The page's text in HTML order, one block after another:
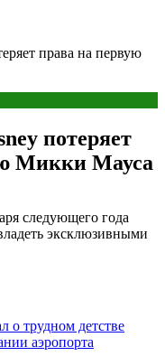
права на первую
потеряет
Микки Мауса
следующего года
эксклюзивными
о трудном детстве
аэропорта